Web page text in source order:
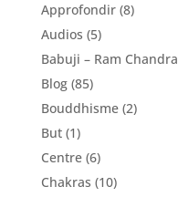
Approfondir(8)
Audios (5)
Babuji – Ram Chandra
Blog(85)
Bouddhisme(2)
But(1)
Centre(6)
Chakras (10)